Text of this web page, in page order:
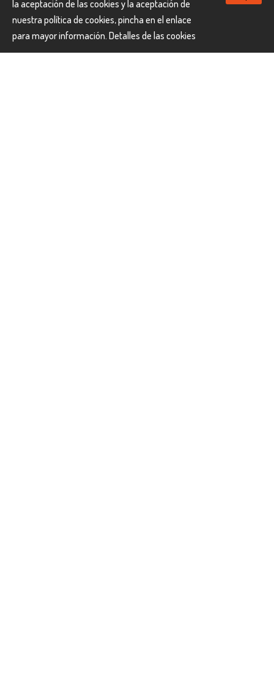
la aceptación de las cookies y la aceptación de
nuestra política de cookies, pincha en el enlace
para mayor información. Detalles de las cookies